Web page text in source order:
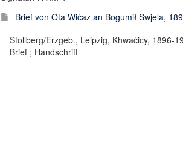
Brief von Ota Wićaz an Bogumił Šwjela,
Stollberg/Erzgeb., Leipzig, Khwaćicy, 1896-
Brief ; Handschrift